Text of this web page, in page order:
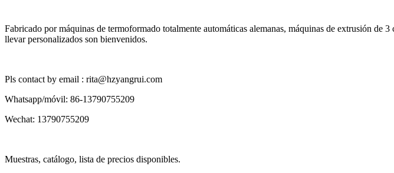
Fabricado por máquinas de termoformado totalmente automáticas alemanas, máquinas de extrusión de
llevar personalizados son bienvenidos.
Pls contact by email : rita@hzyangrui.com
Whatsapp/móvil: 86-13790755209
Wechat: 13790755209
Muestras, catálogo, lista de precios disponibles.